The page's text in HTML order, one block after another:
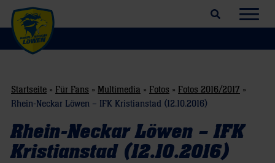
Suchfeld öffnen
Startseite » Für Fans » Multimedia » Fotos » Fotos 2016/2017 »
Rhein-Neckar Löwen – IFK Kristianstad (12.10.2016)
Rhein-Neckar Löwen – IFK
Kristianstad (12.10.2016)